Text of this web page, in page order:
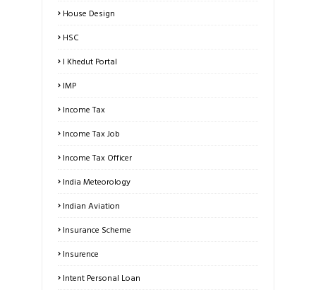
House Design
HSC
I Khedut Portal
IMP
Income Tax
Income Tax Job
Income Tax Officer
India Meteorology
Indian Aviation
Insurance Scheme
Insurence
Intent Personal Loan